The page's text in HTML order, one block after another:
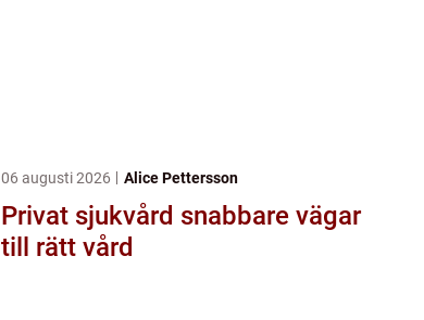
06 augusti 2026 Alice Pettersson
Privat sjukvård snabbare vägar
till rätt vård